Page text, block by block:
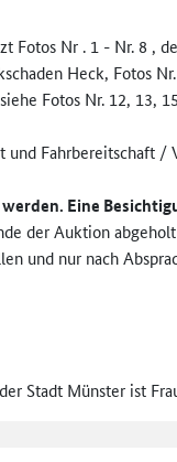
Fotos Nr . 1 - Nr. 8 ,
Heck, Fotos
Fotos Nr. 12, 13,
und Fahrbereitschaft
Eine
der Auktion
und nur nach
Stadt Münster ist